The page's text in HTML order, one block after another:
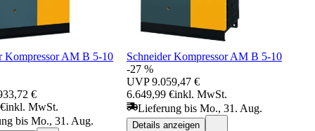
Kompressor AM B 5-10
€
inkl. MwSt.
bis Mo., 31. Aug.
Schneider Kompressor AM B 5-10
-27 %
UVP 9.059,47 €
6.649,99 €inkl. MwSt.
Lieferung bis Mo., 31. Aug.
Details anzeigen